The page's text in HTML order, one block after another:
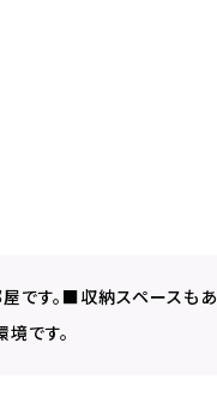
屋です。■収納スペース
です。